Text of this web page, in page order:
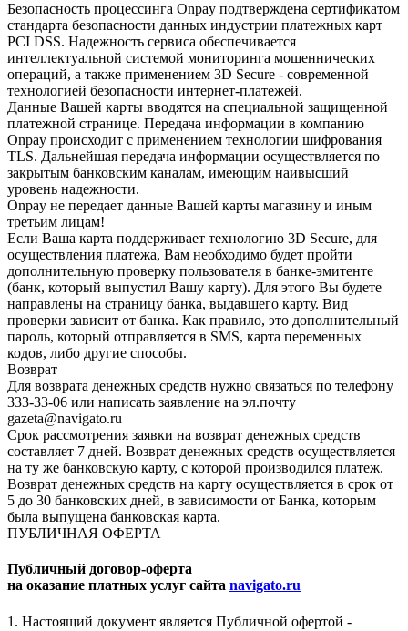
Безопасность процессинга Onpay подтверждена сертификатом
стандарта безопасности данных индустрии платежных карт
PCI DSS. Надежность сервиса обеспечивается
интеллектуальной системой мониторинга мошеннических
операций, а также применением 3D Secure - современной
технологией безопасности интернет-платежей.
Данные Вашей карты вводятся на специальной защищенной
платежной странице. Передача информации в компанию
Onpay происходит с применением технологии шифрования
TLS. Дальнейшая передача информации осуществляется по
закрытым банковским каналам, имеющим наивысший
уровень надежности.
Onpay не передает данные Вашей карты магазину и иным
третьим лицам!
Если Ваша карта поддерживает технологию 3D Secure, для
осуществления платежа, Вам необходимо будет пройти
дополнительную проверку пользователя в банке-эмитенте
(банк, который выпустил Вашу карту). Для этого Вы будете
направлены на страницу банка, выдавшего карту. Вид
проверки зависит от банка. Как правило, это дополнительный
пароль, который отправляется в SMS, карта переменных
кодов, либо другие способы.
Возврат
Для возврата денежных средств нужно связаться по телефону
333-33-06 или написать заявление на эл.почту
gazeta@navigato.ru
Срок рассмотрения заявки на возврат денежных средств
составляет 7 дней. Возврат денежных средств осуществляется
на ту же банковскую карту, с которой производился платеж.
Возврат денежных средств на карту осуществляется в срок от
5 до 30 банковских дней, в зависимости от Банка, которым
была выпущена банковская карта.
ПУБЛИЧНАЯ ОФЕРТА
Публичный договор-оферта
на оказание платных услуг сайта navigato.ru
1. Настоящий документ является Публичной офертой -